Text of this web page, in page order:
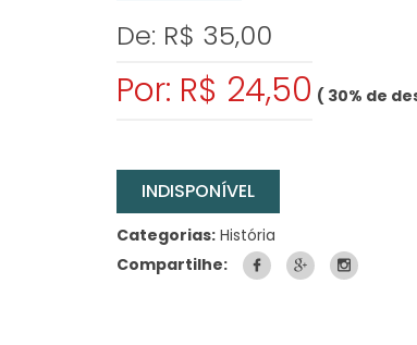
De: R$ 35,00
Por: R$ 24,50 ( 30% de
INDISPONÍVEL
Categorias: História
Compartilhe: